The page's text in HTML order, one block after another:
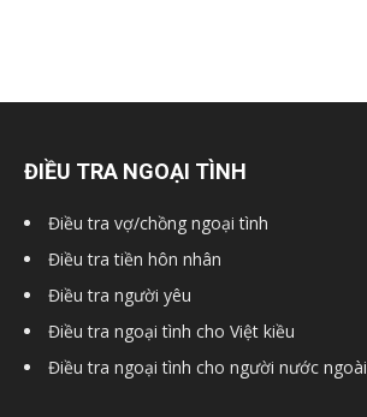
ĐIỀU TRA NGOẠI TÌNH
Điều tra vợ/chồng ngoại tình
Điều tra tiền hôn nhân
Điều tra người yêu
Điều tra ngoại tình cho Việt kiều
Điều tra ngoại tình cho người nước ngoài